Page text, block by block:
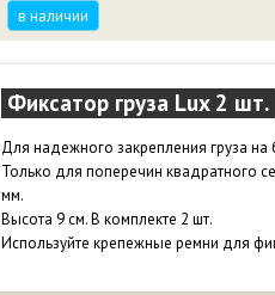
в наличии
Фиксатор груза Lux 2 шт.
Для надежного закрепления груза на
Только для поперечин квадратного
мм.
Высота 9 см. В комплекте 2 шт.
Используйте крепежные ремни для